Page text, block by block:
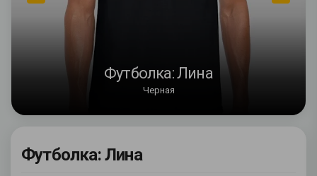
Футболка: Лина
Черная
Футболка: Лина